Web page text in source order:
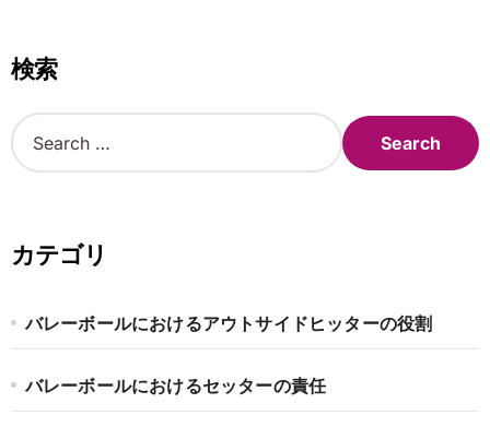
検索
S
e
f
r
カテゴリ
バレーボールにおけるアウトサイドヒッターの役割
バレーボールにおけるセッターの責任